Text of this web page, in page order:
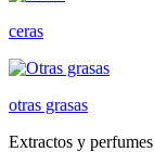
ceras
otras grasas
Extractos y perfumes